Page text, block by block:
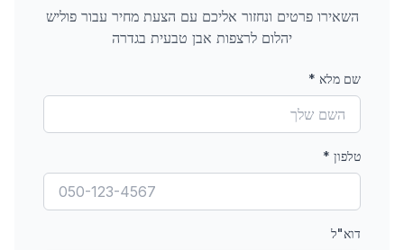
השאירו פרטים ונחזור אליכם עם הצעת מחיר עבורפוליש
יהלום לרצפות אבן טבעית בגדרה
שם מלא *
טלפון *
דוא"ל